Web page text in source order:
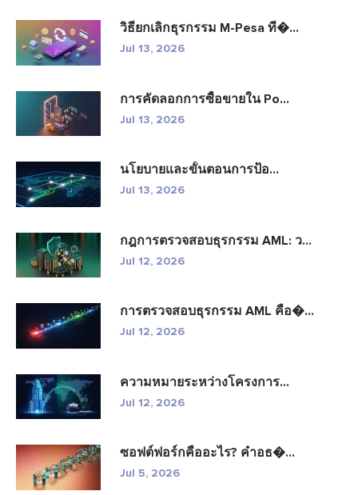
วิธียกเลิกธุรกรรม M-Pesa ที�...
Jul 13, 2026
การคัดลอกการซื้อขายใน Po...
Jul 13, 2026
นโยบายและขั้นตอนการป้อ...
Jul 13, 2026
กฎการตรวจสอบธุรกรรม AML: ว...
Jul 12, 2026
การตรวจสอบธุรกรรม AML คือ�...
Jul 12, 2026
ความหมายระหว่างโครงการ...
Jul 12, 2026
ซอฟต์ฟอร์กคืออะไร? คำอธ�...
Jul 5, 2026